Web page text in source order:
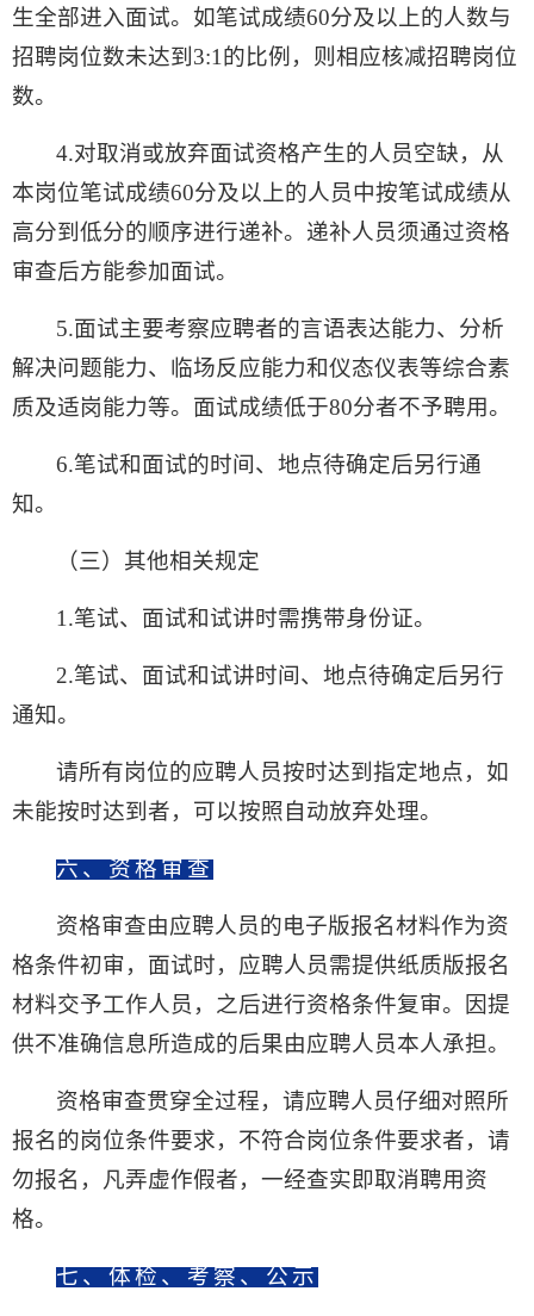
生全部进入面试。如笔试成绩60分及以上的人数与
招聘岗位数未达到3:1的比例，则相应核减招聘岗位
数。
4.对取消或放弃面试资格产生的人员空缺，从
本岗位笔试成绩60分及以上的人员中按笔试成绩从
高分到低分的顺序进行递补。递补人员须通过资格
审查后方能参加面试。
5.面试主要考察应聘者的言语表达能力、分析
解决问题能力、临场反应能力和仪态仪表等综合素
质及适岗能力等。面试成绩低于80分者不予聘用。
6.笔试和面试的时间、地点待确定后另行通
知。
（三） 其他相关规定
1.笔试、面试和试讲时需携带身份证。
2.笔试、面试和试讲时间、地点待确定后另行
通知。
请所有岗位的应聘人员按时达到指定地点，如
未能按时达到者，可以按照自动放弃处理。
六、资格审查
资格审查由应聘人员的电子版报名材料作为资
格条件初审，面试时，应聘人员需提供纸质版报名
材料交予工作人员，之后进行资格条件复审。因提
供不准确信息所造成的后果由应聘人员本人承担。
资格审查贯穿全过程，请应聘人员仔细对照所
报名的岗位条件要求，不符合岗位条件要求者，请
勿报名，凡弄虚作假者，一经查实即取消聘用资
格。
七、体检、考察、公示